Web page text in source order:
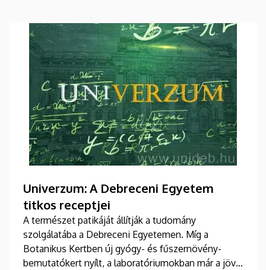
Univerzum: A Debreceni Egyetem
titkos receptjei
A természet patikáját állítják a tudomány
szolgálatába a Debreceni Egyetemen. Míg a
Botanikus Kertben új gyógy- és fűszernövény-
bemutatókert nyílt, a laboratóriumokban már a jövő